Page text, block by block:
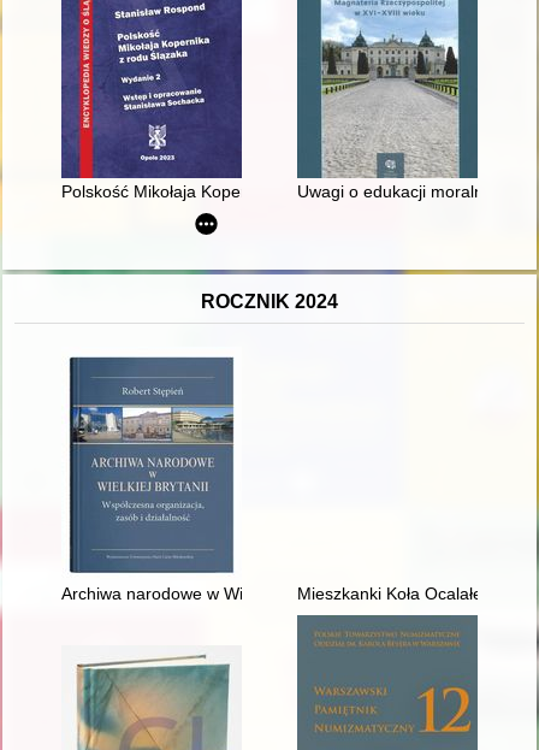
Polskość Mikołaja Kopernika z rodu ŚlązakaUwagi o edukacji moralnej
ROCZNIK 2024
Archiwa narodowe w Wielkiej Brytanii : współczesna
Mieszkanki Koła Ocalałe z